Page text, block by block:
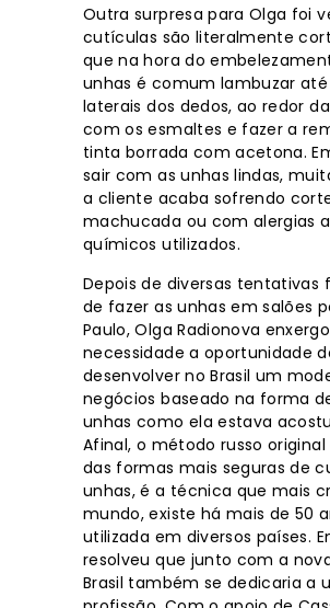
Outra surpresa para Olga foi
cutículas são literalmente
que na hora do
unhas é comum lambuzar até
laterais dos dedos, ao redor
com os esmaltes e fazer a
tinta borrada com acetona.
sair com as unhas lindas,
a cliente acaba sofrendo
machucada ou com alergias
químicos utilizados.
Depois de diversas tentativas
de fazer as unhas em salões
Paulo, Olga Radionova
necessidade a oportunidade
desenvolver no Brasil um
negócios baseado na forma
unhas como ela estava
Afinal, o método russo
das formas mais seguras de
unhas, é a técnica que mais
mundo, existe há mais de 50
utilizada em diversos países.
resolveu que junto com a
Brasil também se dedicaria a